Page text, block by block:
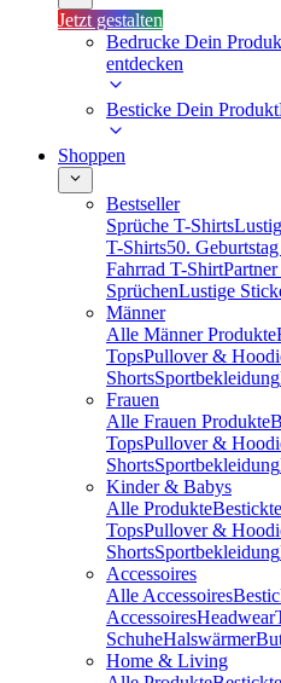
Jetzt gestalten
Bedrucke Dein
entdecken
Besticke Dein Produkt
Shoppen
Bestseller
Sprüche T-Shirts
T-Shirts50.
Fahrrad T-Shirt
SprüchenLustige
Männer
Alle Männer Produkte
TopsPullover &
ShortsSportbekleidung
Frauen
Alle Frauen Produkte
TopsPullover &
ShortsSportbekleidung
Kinder & Babys
Alle Produkte
TopsPullover &
ShortsSportbekleidung
Accessoires
Alle Accessoires
AccessoiresHeadwear
SchuheHalswärmer
Home & Living